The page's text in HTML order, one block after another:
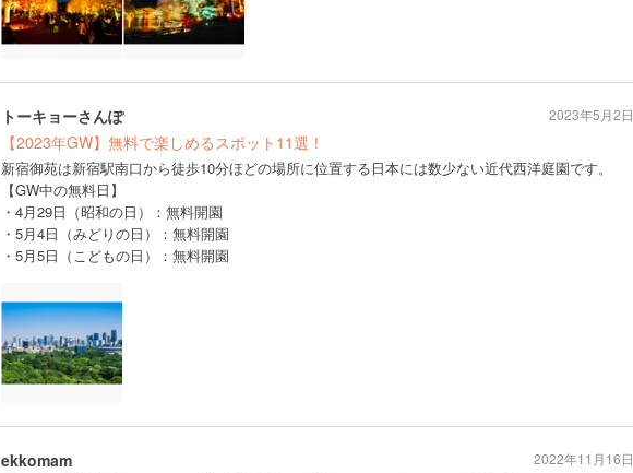
トーキョーさんぽ
【2023年GW】無料で楽しめるスポット11選！
新宿御苑は新宿駅南口から徒歩10分ほどの場所に位置する日本には数少ない近代西洋庭園です。
【GW中の無料日】
・4月29日（昭和の日）：無料開園
・5月4日（みどりの日）：無料開園
・5月5日（こどもの日）：無料開園
2023年5月2日
ekkomam
2022年11月16日